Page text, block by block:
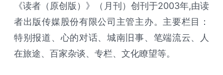
《读者（原创版）》（月刊）创刊于2003年,由读
者出版传媒股份有限公司主管主办。主要栏目：
特别报道、心的对话、城南旧事、笔端流云、人
在旅途、百家杂谈、专栏、文化瞭望等。